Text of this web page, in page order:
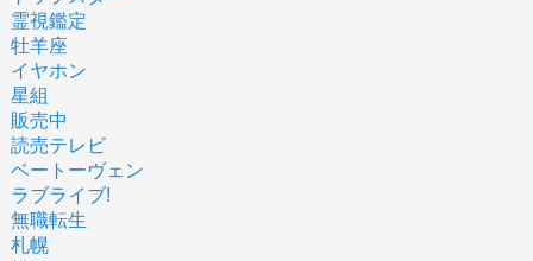
霊視鑑定
牡羊座
イヤホン
星組
販売中
読売テレビ
ベートーヴェン
ラブライブ!
無職転生
札幌